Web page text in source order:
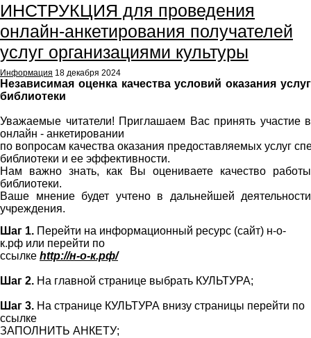
ИНСТРУКЦИЯ для проведения
онлайн-анкетирования получателей
услуг организациями культуры
Информация 18 декабря 2024
Независимая оценка качества условий оказания услуг
библиотеки
Уважаемые читатели! Приглашаем Вас принять участие в
онлайн - анкетировании
по вопросам качества оказания предоставляемых услуг
библиотеки и ее эффективности.
Нам важно знать, как Вы оцениваете качество работы
библиотеки.
Ваше мнение будет учтено в дальнейшей деятельности
учреждения.
Шаг 1. Перейти на информационный ресурс (сайт) н-о-
к.рф или перейти по
ссылке http://н-о-к.рф/
Шаг 2. На главной странице выбрать КУЛЬТУРА;
Шаг 3. На странице КУЛЬТУРА внизу страницы перейти по
ссылке
ЗАПОЛНИТЬ АНКЕТУ;